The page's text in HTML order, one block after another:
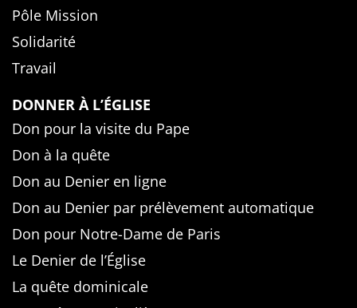
Pôle Mission
Solidarité
Travail
DONNER À L’ÉGLISE
Don pour la visite du Pape
Don à la quête
Don au Denier en ligne
Don au Denier par prélèvement automatique
Don pour Notre-Dame de Paris
Le Denier de l’Église
La quête dominicale